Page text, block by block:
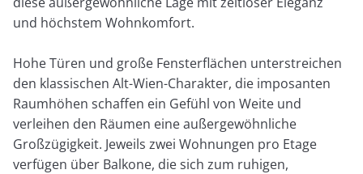
und höchstem Wohnkomfort.
Hohe Türen und große Fensterflächen unterstreichen
den klassischen Alt-Wien-Charakter, die imposanten
Raumhöhen schaffen ein Gefühl von Weite und
verleihen den Räumen eine außergewöhnliche
Großzügigkeit. Jeweils zwei Wohnungen pro Etage
verfügen über Balkone, die sich zum ruhigen,